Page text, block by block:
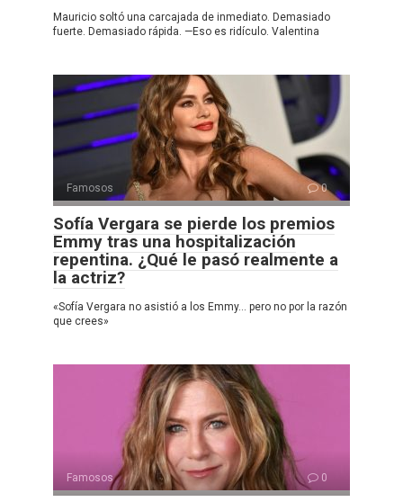
Mauricio soltó una carcajada de inmediato. Demasiado
fuerte. Demasiado rápida. —Eso es ridículo. Valentina
Famosos 0
Sofía Vergara se pierde los premios
Emmy tras una hospitalización
repentina. ¿Qué le pasó realmente a
la actriz?
«Sofía Vergara no asistió a los Emmy… pero no por la razón
que crees»
Famosos 0